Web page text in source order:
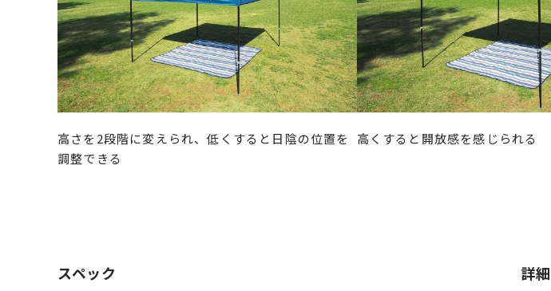
高さを2段階に変えられ、低くすると日陰の位置を
調整できる
高くすると開放感を感じられる
スペック 詳細